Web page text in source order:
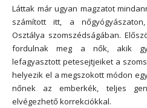
Láttak már ugyan magzatot
számított itt, a
Osztálya szomszédságában.
fordulnak meg a nők, akik
lefagyasztott petesejtjeiket a
helyezik el a megszokott módon
nőnek az emberkék, teljes
elvégezhető korrekciókkal.